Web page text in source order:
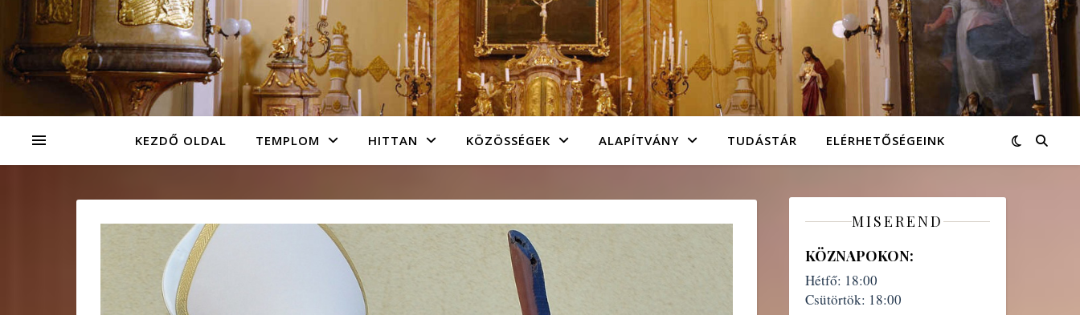
KEZDŐ OLDAL TEMPLOM HITTAN KÖZÖSSÉGEK ALAPÍTVÁNY TUDÁSTÁR ELÉRHETŐSÉGEINK
MISEREND
KÖZNAPOKON:
Hétfő: 18:00
Csütörtök: 18:00